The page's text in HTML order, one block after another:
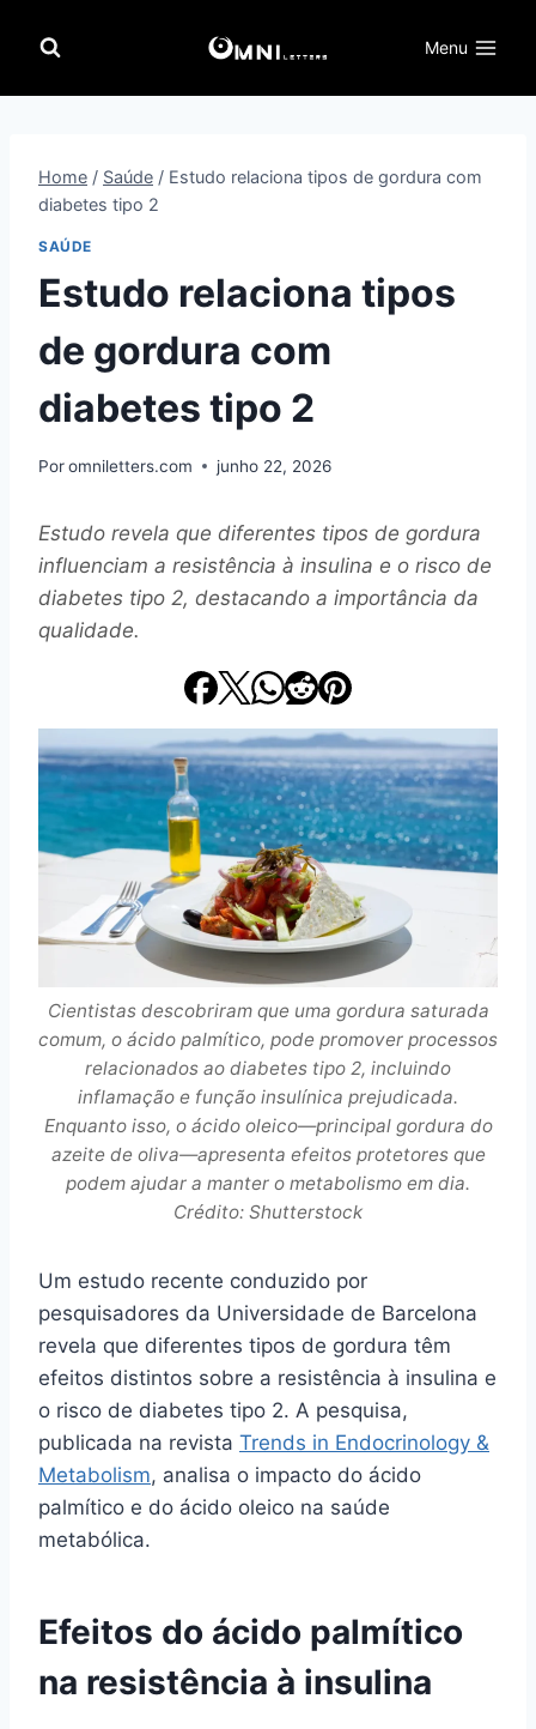
para
Menu
Home / Saúde / Estudo relaciona tipos de gordura com
diabetes tipo 2
SAÚDE
Estudo relaciona tipos
de gordura com
diabetes tipo 2
Poromniletters.com junho 22, 2026
Estudo revela que diferentes tipos de gordura
influenciam a resistência à insulina e o risco de
diabetes tipo 2, destacando a importância da
qualidade.
Cientistas descobriram que uma gordura saturada
comum, o ácido palmítico, pode promover processos
relacionados ao diabetes tipo 2, incluindo
inflamação e função insulínica prejudicada.
Enquanto isso, o ácido oleico—principal gordura do
azeite de oliva—apresenta efeitos protetores que
podem ajudar a manter o metabolismo em dia.
Crédito: Shutterstock
Um estudo recente conduzido por
pesquisadores da Universidade de Barcelona
revela que diferentes tipos de gordura têm
efeitos distintos sobre a resistência à insulina e
o risco de diabetes tipo 2. A pesquisa,
publicada na revista Trends in Endocrinology &
Metabolism, analisa o impacto do ácido
palmítico e do ácido oleico na saúde
metabólica.
Efeitos do ácido palmítico
na resistência à insulina